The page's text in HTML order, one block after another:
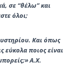
σε “θέλω”και
όλοι;
Και όπως
εύκολα ποιος είναι
Α.Χ.